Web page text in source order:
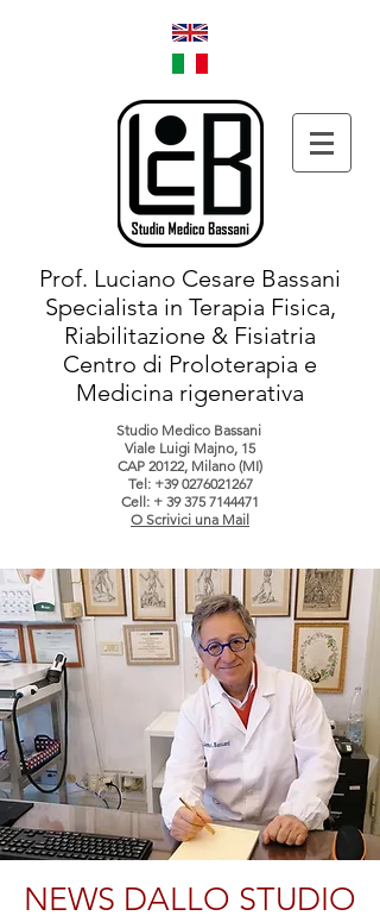
Prof. Luciano Cesare Bassani
Specialista in Terapia Fisica,
Riabilitazione & Fisiatria
Centro di Proloterapia e
Medicina rigenerativa
Studio Medico Bassani
Viale Luigi Majno, 15
CAP 20122, Milano (MI)
Tel: +39 0276021267
Cell: + 39 375 7144471
O Scrivici una Mail
NEWS DALLO STUDIO